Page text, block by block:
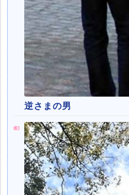
逆さまの男